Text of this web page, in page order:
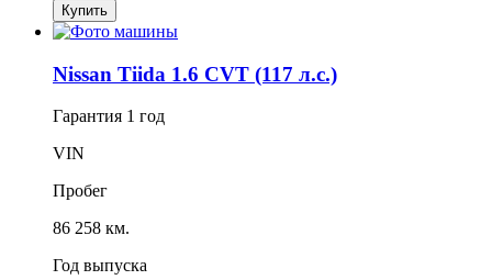
Купить
Nissan Tiida 1.6 CVT (117 л.с.)
Гарантия 1 год
VIN
Пробег
86 258 км.
Год выпуска